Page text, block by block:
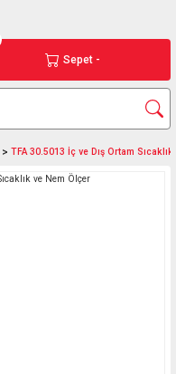
Sepet -
TFA 30.5013 İç ve Dış Ortam